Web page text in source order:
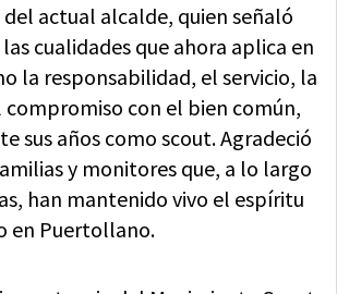
actual alcalde, quien señaló
cualidades que ahora aplica en
la responsabilidad, el servicio, la
compromiso con el bien común,
sus años como scout. Agradeció
y monitores que, a lo largo
han mantenido vivo el espíritu
en Puertollano.